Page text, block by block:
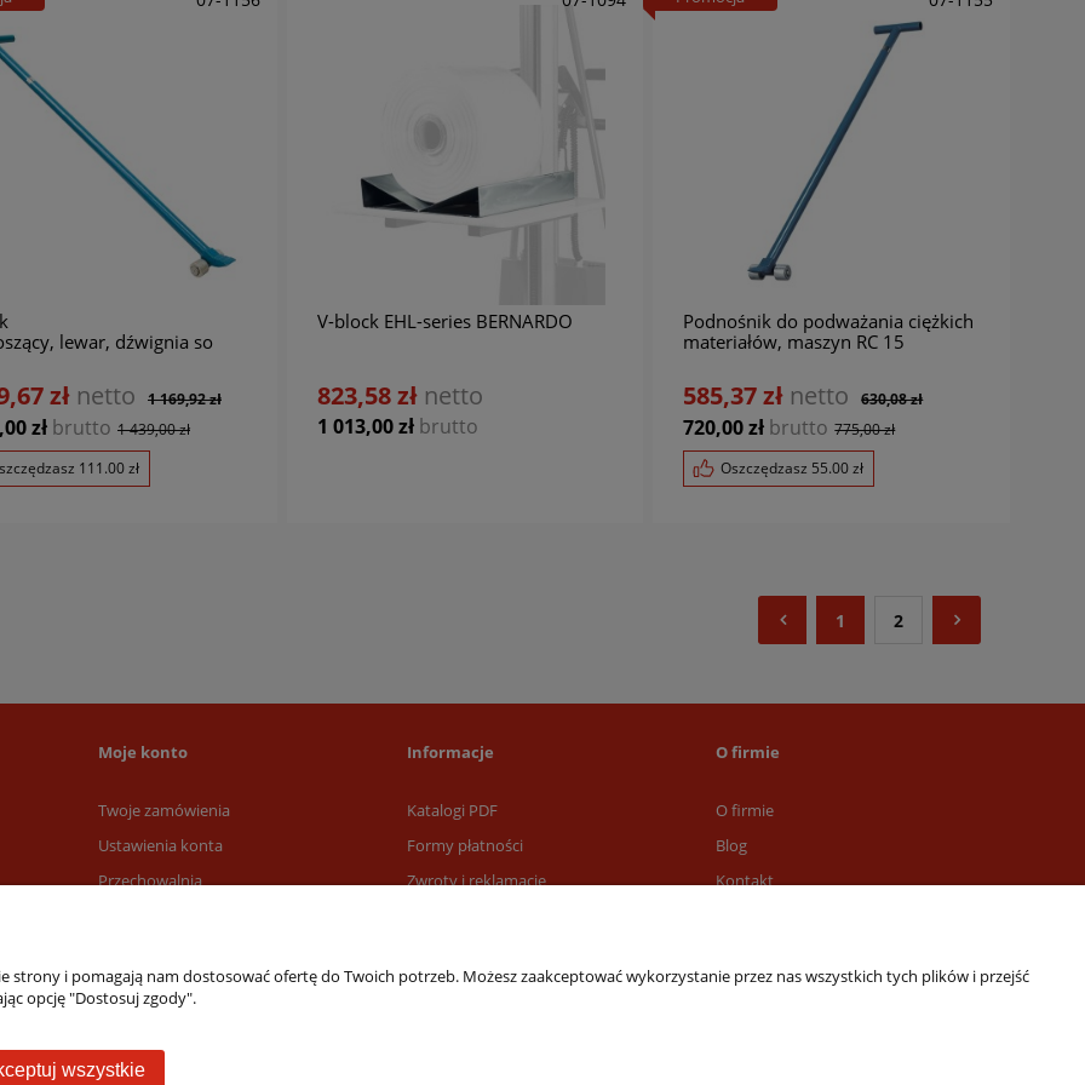
lewar, dźwignia so
zł brutto 1 439,00 zł
111.00zł
zł netto 1 169,92 zł
V-block EHL-series BERNARDO
1 013,00 zł brutto
823,58 zł netto
Podnośnik do podważania ciężkich
materiałów, maszyn RC 15
720,00 zł brutto 775,00 zł
Oszczędzasz 55.00zł
585,37 zł netto 630,08 zł
1 2
Moje konto
Twoje zamówienia
Ustawienia konta
Przechowalnia
Informacje
Katalogi PDF
Formy płatności
Zwroty i reklamacje
O firmie
O firmie
Blog
Kontakt
strony i pomagają nam dostosować ofertę do Twoich potrzeb. Możesz zaakceptować wykorzystanie przez nas wszystkich tych plików i przejść
opcję "Dostosuj zgody".
wszystkie